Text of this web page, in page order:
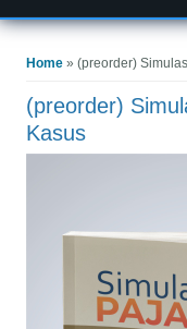
Home » (preorder)
(preorder)
Kasus